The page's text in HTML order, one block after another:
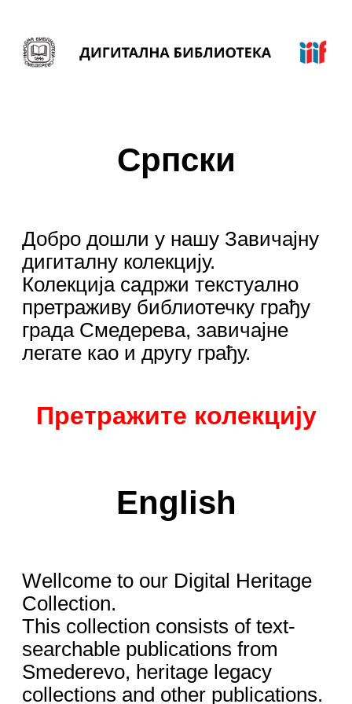
Српски
Добро дошли у нашу Завичајну
дигиталну колекцију.
Колекција садржи текстуално
претраживу библиотечку грађу
града Смедерева, завичајне
легате као и другу грађу.
Претражите колекцију
English
Wellcome to our Digital Heritage
Collection.
This collection consists of text-
searchable publications from
Smederevo, heritage legacy
collections and other publications.